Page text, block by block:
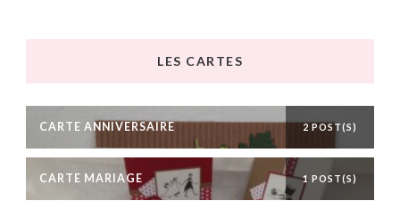
LES CARTES
CARTE ANNIVERSAIRE 2 POST(S)
CARTE MARIAGE 1 POST(S)